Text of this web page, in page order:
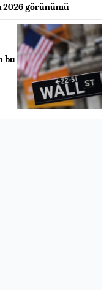
2026 görünümü
bu